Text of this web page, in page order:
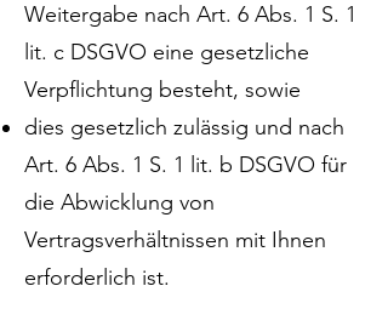
Weitergabe nach Art. 6 Abs. 1 S. 1
lit. c DSGVO eine gesetzliche
Verpflichtung besteht, sowie
dies gesetzlich zulässig und nach
Art. 6 Abs. 1 S. 1 lit. b DSGVO für
die Abwicklung von
Vertragsverhältnissen mit Ihnen
erforderlich ist.